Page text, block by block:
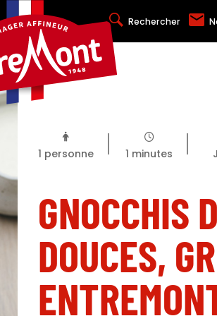
Rechercher
1 personne 1 minutes
GNOCCHIS
DOUCES,